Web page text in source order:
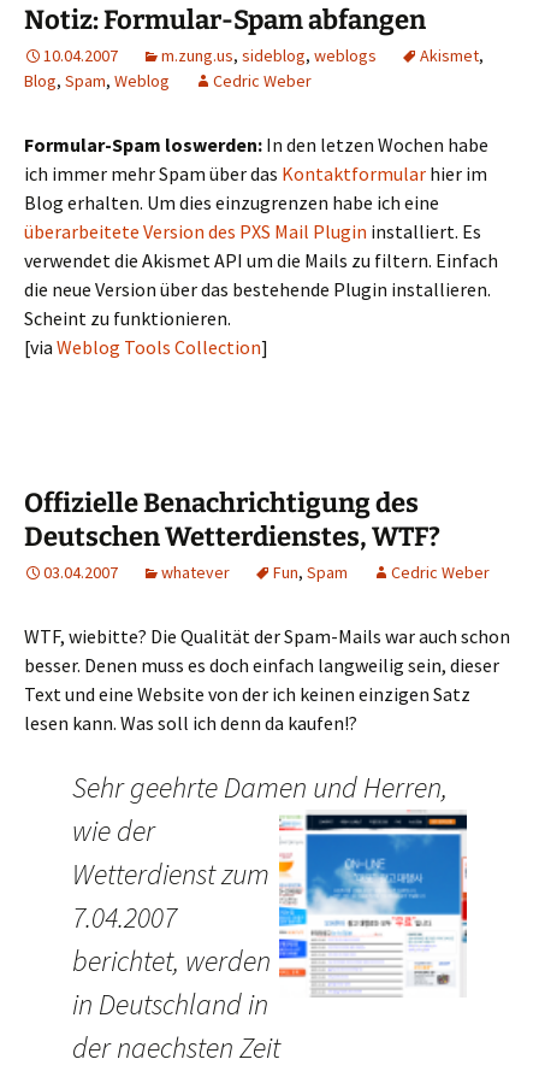
Notiz: Formular-Spam abfangen
10.04.2007 m.zung.us, sideblog, weblogs Akismet,
Blog, Spam, Weblog Cedric Weber
Formular-Spam loswerden: In den letzen Wochen habe
ich immer mehr Spam über das Kontaktformular hier im
Blog erhalten. Um dies einzugrenzen habe ich eine
überarbeitete Version des PXS Mail Plugin installiert. Es
verwendet die Akismet API um die Mails zu filtern. Einfach
die neue Version über das bestehende Plugin installieren.
Scheint zu funktionieren.
[via Weblog Tools Collection]
Offizielle Benachrichtigung des
Deutschen Wetterdienstes, WTF?
03.04.2007 whatever Fun, Spam Cedric Weber
WTF, wiebitte? Die Qualität der Spam-Mails war auch schon
besser. Denen muss es doch einfach langweilig sein, dieser
Text und eine Website von der ich keinen einzigen Satz
lesen kann. Was soll ich denn da kaufen!?
Sehr geehrte Damen und Herren,
wie der
Wetterdienst zum
7.04.2007
berichtet, werden
in Deutschland in
der naechsten Zeit